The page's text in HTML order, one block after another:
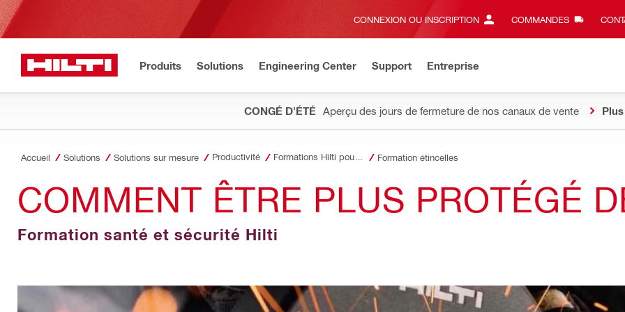
CONNEXION OU INSCRIPTION COMMANDES
Produits Solutions Engineering Center Support Entreprise
CONGÉ D'ÉTÉ Aperçu des jours de fermeture de nos canaux de vente
Accueil Solutions Solutions sur mesure Productivité Formation étincelles
COMMENT ÊTRE PLUS PROTÉGÉ
Formation santé et sécurité Hilti